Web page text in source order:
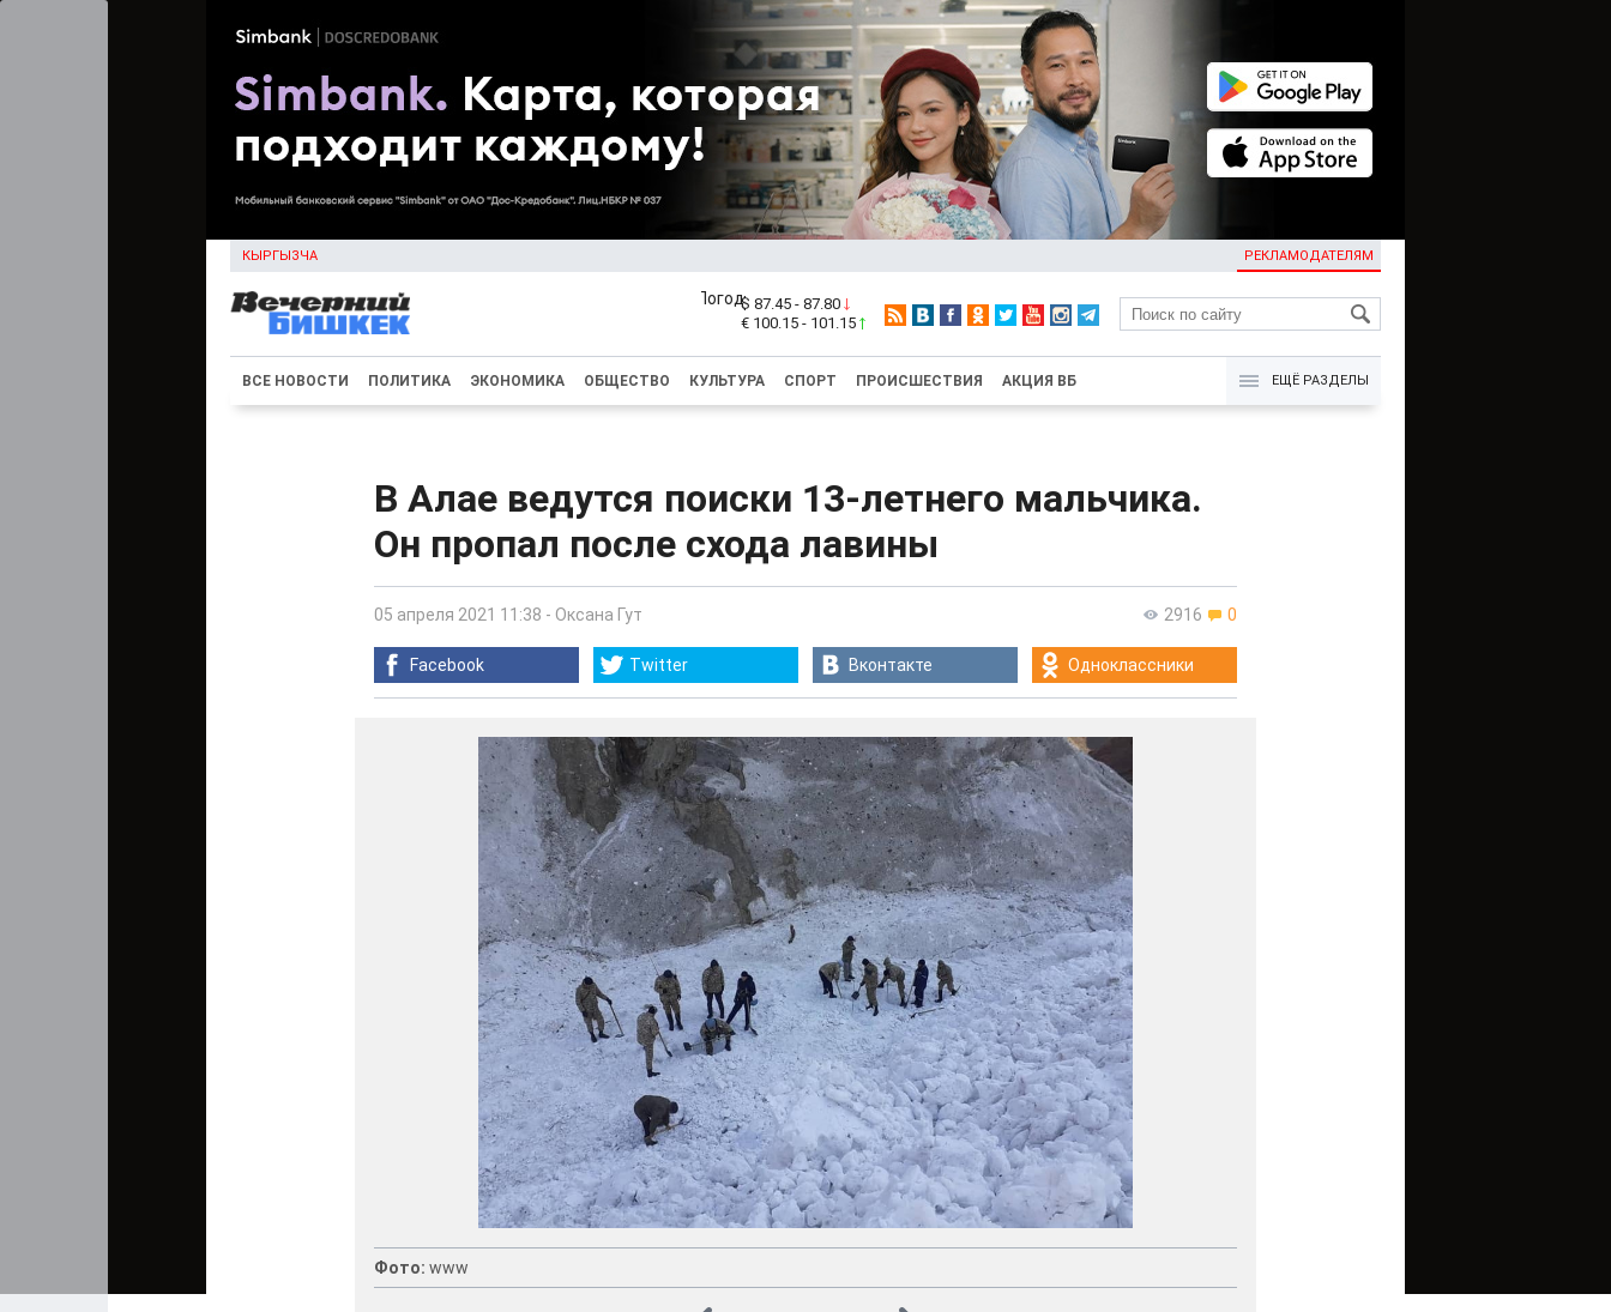
КЫРГЫЗЧА РЕКЛАМОДАТЕЛЯМ
KG
$ 87.45 - 87.80
€ 100.15 - 101.15
ВСЕ НОВОСТИ ПОЛИТИКА ЭКОНОМИКА ОБЩЕСТВО КУЛЬТУРА СПОРТ ПРОИСШЕСТВИЯ АКЦИЯ ВБ ЕЩЁ РАЗДЕЛЫ
В Алае ведутся поиски 13-летнего мальчика.
Он пропал после схода лавины
2916 0
05 апреля 2021 11:38 - Оксана Гут
Facebook Twitter Вконтакте Одноклассники
Фото: www